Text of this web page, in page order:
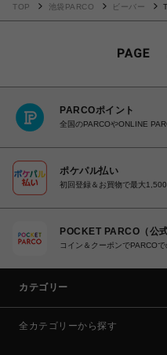
TOP 池袋PARCO ビーバー
PARCOポイント
全国のPARCOやONLINE
ポケパル払い
初回登録＆お買物で最大
POCKET PARCO（公
コイン＆クーポンでPARCO
カテゴリー
全カテゴリーから探す